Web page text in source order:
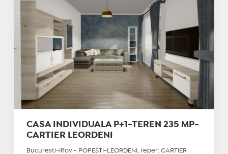
CASA INDIVIDUALA P+1-TEREN 235 MP-
CARTIER LEORDENI
Bucuresti-Ilfov - POPESTI-LEORDENI, reper: CARTIER